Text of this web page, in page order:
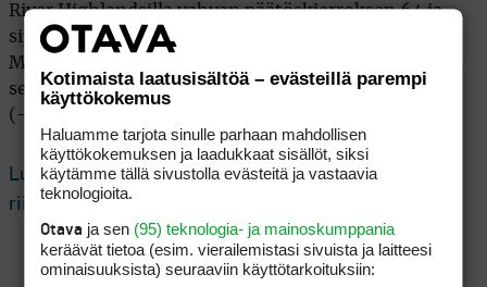
Kotimaista laatusisältöä – evästeillä parempi
käyttökokemus
Haluamme tarjota sinulle parhaan mahdollisen
käyttökokemuksen ja laadukkaat sisällöt, siksi
käytämme tällä sivustolla evästeitä ja vastaavia
teknologioita.
Otava ja sen (95) teknologia- ja mainoskumppania
keräävät tietoa (esim. vierailemis­tasi sivuista ja laitteesi
ominaisuuk­sista) seuraaviin käyttötarkoituksiin:
River Highlandsilla vahvan päätöskierroksen 64 ja
sijoittui yksin neljänneksi. Muista eurooppalaista
Matt Fitzpatrickin nuorempi veli Alex (-17) jakoi
seitsemännen sijan ja Skotlannin Robert MacIntyre
(-16) venyi jaetulle 10. sijalle.
Lue seuraavaksi: Maailman ykköseltä kärkipaikan
riistänyt Viktor Hovland näyttää taas tähtipelaajalta